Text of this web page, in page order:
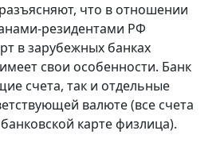
что в отношении
резидентами РФ
в зарубежных банках
свои особенности. Банк
счета, так и отдельные
валюте (все счета
карте физлица).